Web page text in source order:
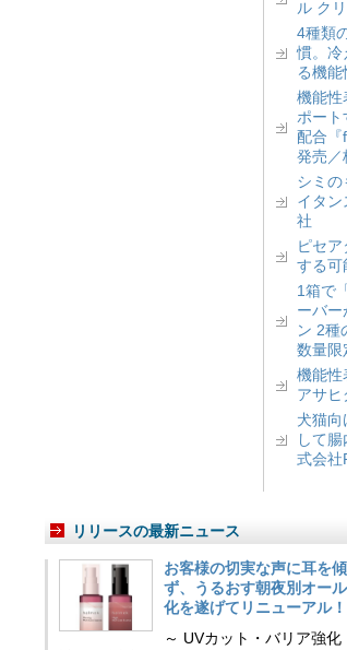
ル ク
4種類
慣。冷
る機
機能性
ポー
配合『
発売／
シミの
イタ
社
ピセ
する可
1箱で
ーバ
ン 2種
数量限
機能性
アサヒ
犬猫向
して
式会社
リリースの最新ニュース
お客様の切実な声に耳を
ず、うるおす朝夜別オー
化を遂げてリニューアル
～ UVカット・バリア強